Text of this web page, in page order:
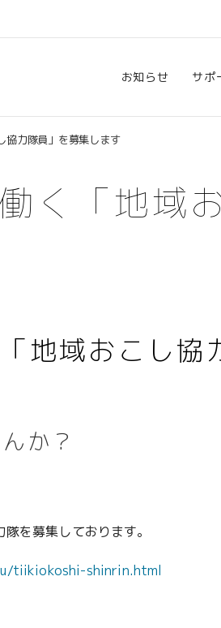
お知らせ サポ
協力隊員」を募集します
く「地域
「地域おこし協
か？
を募集しております。
tiikiokoshi-shinrin.html